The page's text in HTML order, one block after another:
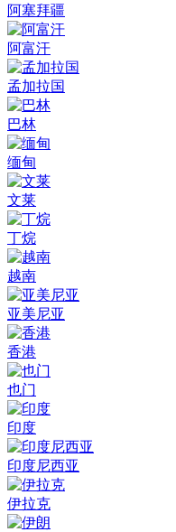
阿塞拜疆
阿富汗
孟加拉国
巴林
缅甸
文莱
丁烷
越南
亚美尼亚
香港
也门
印度
印度尼西亚
伊拉克